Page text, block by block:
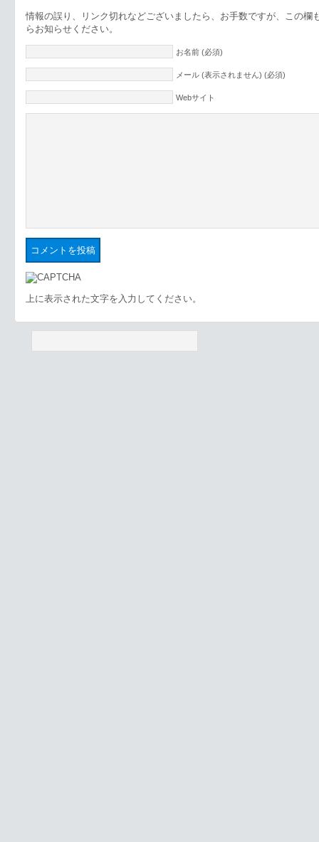
情報の誤り、リンク切れなどございましたら、お手数ですが、この欄
らお知らせください。
お名前 (必須)
メール (表示されません) (必須)
Webサイト
上に表示された文字を入力してください。